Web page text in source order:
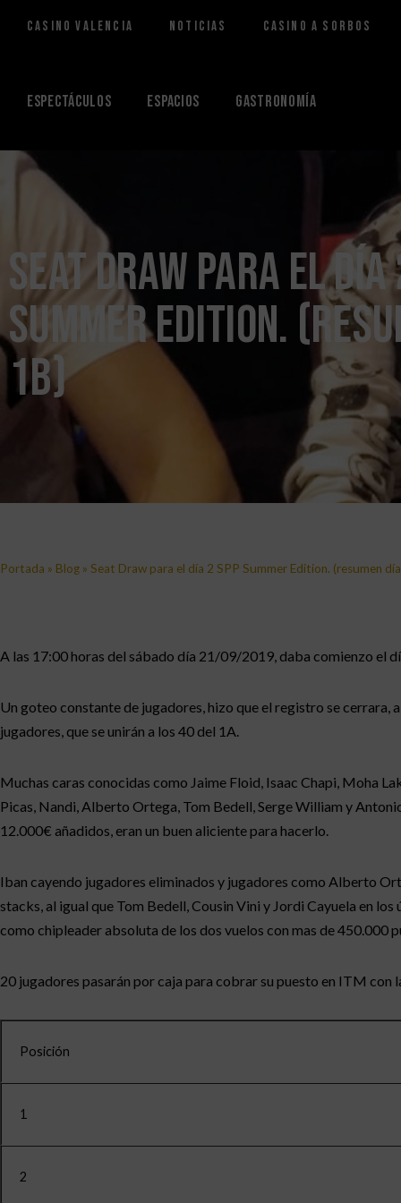
contenido
Casino Valencia Noticias Casino a Sorbos
Espectáculos Espacios Gastronomía
Seat Draw para el día
Summer Edition.
1b)
Portada » Blog » Seat Draw para el día 2 SPP Summer Edition. (resumen
A las 17:00 horas del sábado día 21/09/2019, daba comienzo el
Un goteo constante de jugadores, hizo que el registro se cerrara,
jugadores, que se unirán a los 40 del 1A.
Muchas caras conocidas como Jaime Floid, Isaac Chapi, Moha
Picas, Nandi, Alberto Ortega, Tom Bedell, Serge William y
12.000€ añadidos, eran un buen aliciente para hacerlo.
Iban cayendo jugadores eliminados y jugadores como Alberto
stacks, al igual que Tom Bedell, Cousin Vini y Jordi Cayuela en
como chipleader absoluta de los dos vuelos con mas de 450.000
20 jugadores pasarán por caja para cobrar su puesto en ITM con
Posición
1
2